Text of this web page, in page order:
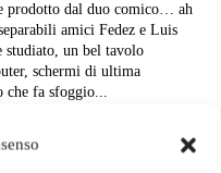
prodotto dal duo comico… ah
amici Fedez e Luis
schermi di ultima
che fa sfoggio...